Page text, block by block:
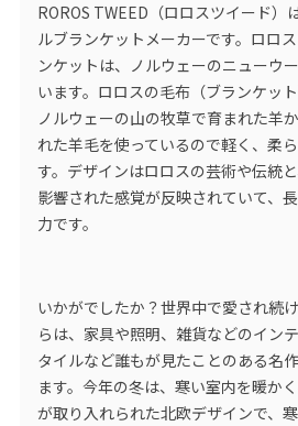
ROROS TWEED（ロロスツイード）
ルブランケットメーカーです。ロロ
ンケットは、ノルウェーのニューウ
います。ロロスの毛布（ブランケッ
ノルウェーの山の牧草で育まれた羊
れた羊毛を使っているので軽く、柔
す。デザインはロロスの芸術や伝統
影響された感覚が反映されていて、
力です。
いかがでしたか？世界中で愛され続
らは、家具や照明、雑貨などのイン
タイルなど誰もが見たことのある名
ます。今年の冬は、寒い室内を暖か
が取り入れられた北欧デザインで、